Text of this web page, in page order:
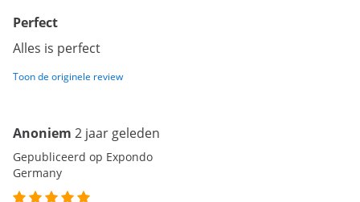
Perfect
Alles is perfect
Toon de originele review
Anoniem 2 jaar geleden
Gepubliceerd op Expondo
Germany